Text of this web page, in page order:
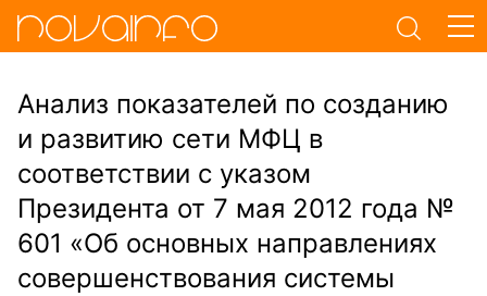
Анализ показателей по созданию
и развитию сети МФЦ в
соответствии с указом
Президента от 7 мая 2012 года №
601 «Об основных направлениях
совершенствования системы